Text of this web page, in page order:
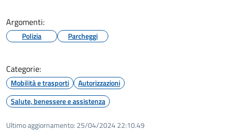
Argomenti:
Polizia Parcheggi
Categorie:
Mobilità e trasporti
Autorizzazioni
Salute, benessere e assistenza
Ultimo aggiornamento: 25/04/2024 22:10.49